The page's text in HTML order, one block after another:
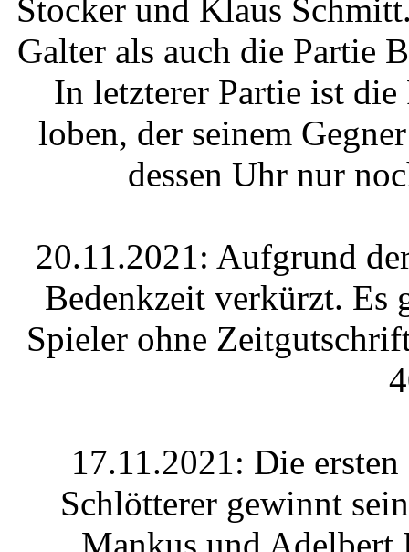
Stocker und Klaus
Galter als auch die Partie
In letzterer Partie ist
loben, der seinem
dessen Uhr nur
20.11.2021: Aufgrund
Bedenkzeit verkürzt.
Spieler ohne
17.11.2021: Die
Schlötterer gewinnt